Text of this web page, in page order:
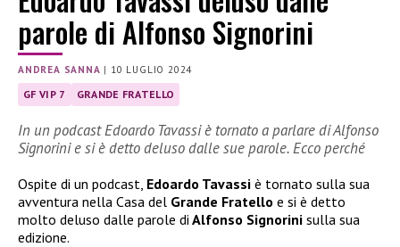
parole di Alfonso Signorini
ANDREA SANNA | 10 LUGLIO 2024
GF VIP 7 GRANDE FRATELLO
In un podcast Edoardo Tavassi è tornato a parlare di Alfonso
Signorini e si è detto deluso dalle sue parole. Ecco perché
Ospite di un podcast, Edoardo Tavassi è tornato sulla sua
avventura nella Casa del Grande Fratello e si è detto
molto deluso dalle parole di Alfonso Signorini sulla sua
edizione.